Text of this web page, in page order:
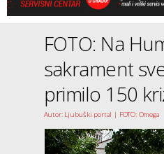
FOTO: Na
sakrament
primilo 150
Autor: Ljubuški portal | FOTO: Omega